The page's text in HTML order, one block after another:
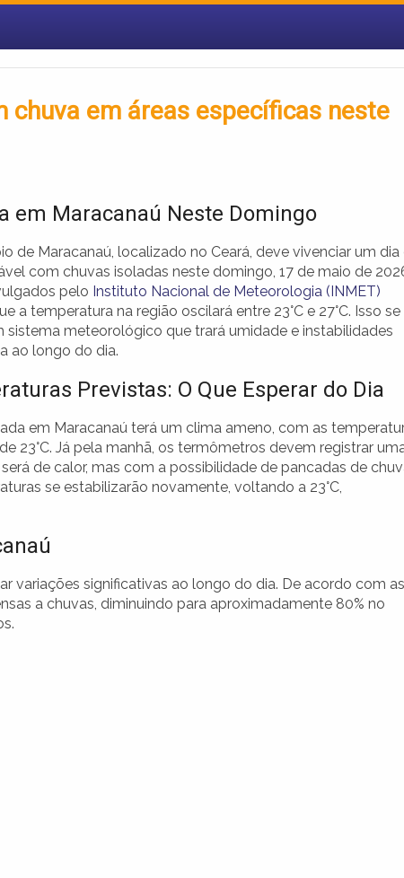
chuva em áreas específicas neste
em Maracanaú Neste Domingo
de Maracanaú, localizado no Ceará, deve vivenciar um dia
com chuvas isoladas neste domingo, 17 de maio de
pelo Instituto Nacional de Meteorologia (INMET)
a temperatura na região oscilará entre 23°C e 27°C. Isso se
sistema meteorológico que trará umidade e instabilidades
ao longo do dia.
Previstas: O Que Esperar do Dia
em Maracanaú terá um clima ameno, com as
23°C. Já pela manhã, os termômetros devem registrar
de calor, mas com a possibilidade de pancadas de
se estabilizarão novamente, voltando a 23°C,
variações significativas ao longo do dia. De acordo com as
a chuvas, diminuindo para aproximadamente 80% no